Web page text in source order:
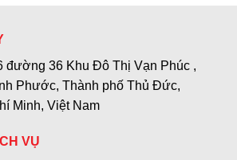
đường 36 Khu Đô Thị Vạn Phúc ,
Phước, Thành phố Thủ Đức,
Minh, Việt Nam
VỤ